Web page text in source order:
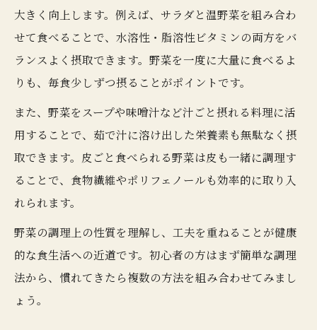
大きく向上します。例えば、サラダと温野菜を組み合わ
せて食べることで、水溶性・脂溶性ビタミンの両方をバ
ランスよく摂取できます。野菜を一度に大量に食べるよ
りも、毎食少しずつ摂ることがポイントです。
また、野菜をスープや味噌汁など汁ごと摂れる料理に活
用することで、茹で汁に溶け出した栄養素も無駄なく摂
取できます。皮ごと食べられる野菜は皮も一緒に調理す
ることで、食物繊維やポリフェノールも効率的に取り入
れられます。
野菜の調理上の性質を理解し、工夫を重ねることが健康
的な食生活への近道です。初心者の方はまず簡単な調理
法から、慣れてきたら複数の方法を組み合わせてみまし
ょう。